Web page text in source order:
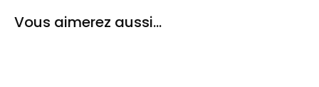
Vous aimerez aussi...